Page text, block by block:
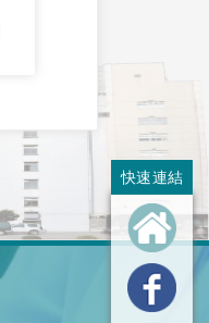
快速連結